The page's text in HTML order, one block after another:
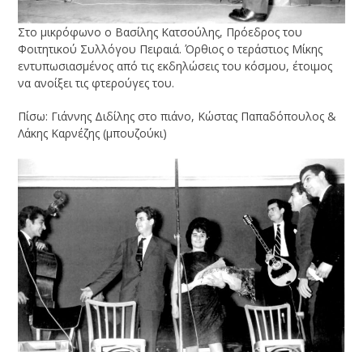
Στο μικρόφωνο ο Βασίλης Κατσούλης, Πρόεδρος του
Φοιτητικού Συλλόγου Πειραιά. Όρθιος ο τεράστιος Μίκης
εντυπωσιασμένος από τις εκδηλώσεις του κόσμου, έτοιμος
να ανοίξει τις φτερούγες του.
Πίσω: Γιάννης Διδίλης στο πιάνο, Κώστας Παπαδόπουλος &
Λάκης Καρνέζης (μπουζούκι)